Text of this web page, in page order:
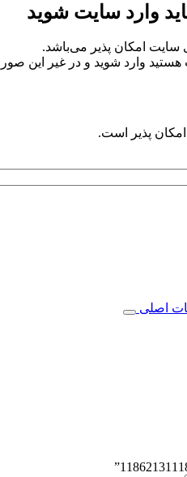
وارد سایت شوید
سایت امکان پذیر می‌باشد.
وارد شوید و در غیر این
امکان پذیر است.